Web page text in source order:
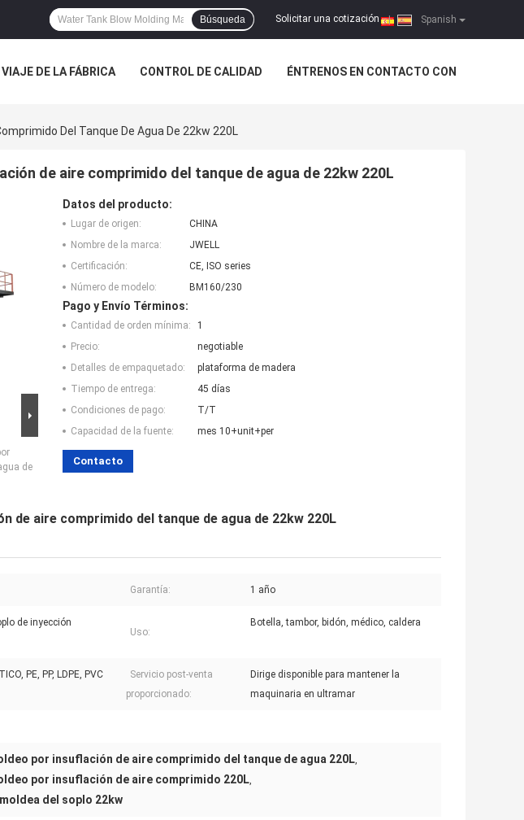
Spanish
Solicitar una cotización |
Búsqueda
VIAJE DE LA FÁBRICA CONTROL DE CALIDAD ÉNTRENOS EN CONTACTO CON
Del Tanque De Agua De 22kw 220L
de aire comprimido del tanque de agua de 22kw 220L
de
Datos del producto:
Lugar de origen:
CHINA
Nombre de la marca:
JWELL
Certificación:
CE, ISO series
Número de modelo:
BM160/230
Pago y Envío Términos:
Cantidad de orden mínima:
1
Precio:
negotiable
Detalles de empaquetado:
plataforma de madera
Tiempo de entrega:
45 días
Condiciones de pago:
T/T
Capacidad de la fuente:
mes 10+unit+per
Contacto
de aire comprimido del tanque de agua de 22kw 220L
Garantía: 1 año
de inyección
Uso:
Botella, tambor, bidón, médico, caldera
PE, PP, LDPE, PVC
Servicio post-venta
proporcionado:
Dirige disponible para mantener la
maquinaria en ultramar
por insuflación de aire comprimido del tanque de agua 220L,
por insuflación de aire comprimido 220L,
del soplo 22kw